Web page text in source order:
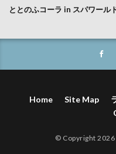
ととのふコーラ in スパワール
Home Site Map
© Copyright 2026